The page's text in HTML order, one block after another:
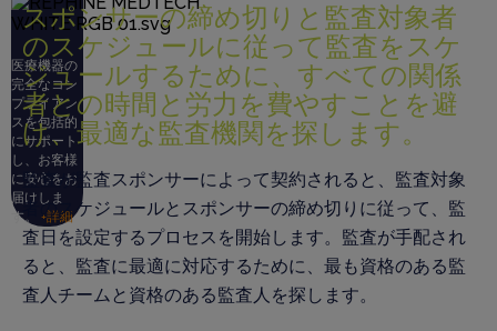
医療機器の
完全なコン
プライアン
スを包括的
にサポート
し、お客様
に安心をお
届けしま
す。 +詳細
私た
ちにつ
スポンサーの締め切りと監査対象者
のスケジュールに従って監査をスケ
ジュールするために、すべての関係
者との時間と労力を費やすことを避
け、最適な監査機関を探します。
監査が監査スポンサーによって契約されると、監査対象
者のスケジュールとスポンサーの締め切りに従って、監
査日を設定するプロセスを開始します。監査が手配され
ると、監査に最適に対応するために、最も資格のある監
査人チームと資格のある監査人を探します。